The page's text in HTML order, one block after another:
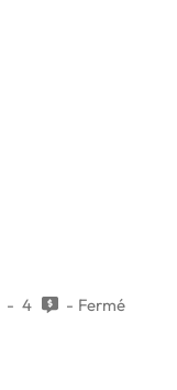
4 Fermé